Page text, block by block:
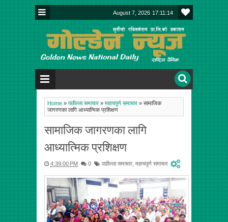
August 7, 2026 17:11:14
Home » पछील्ला समाचार » महत्वपूर्ण समाचार » सामाजिक
जागरणका लागि आध्यात्मिक प्रशिक्षण
सामाजिक जागरणका लागि
आध्यात्मिक प्रशिक्षण
4:39:00 PM 0 पछील्ला समाचार महत्वपूर्ण समाचार